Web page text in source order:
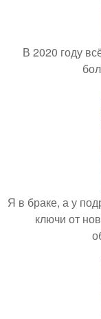
В 2020 году
Я в браке, а у
ключи от